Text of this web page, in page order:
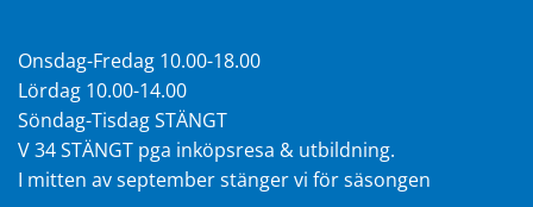
Onsdag-Fredag 10.00-18.00
Lördag 10.00-14.00
Söndag-Tisdag STÄNGT
V 34 STÄNGT pga inköpsresa & utbildning.
I mitten av september stänger vi för säsongen